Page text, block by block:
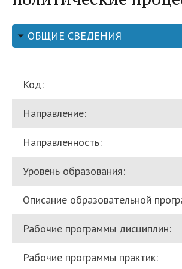
• Вход в корпоративную почту
• Дистанционные занятия для
• Платные образовательные услуги •
ОБЩИЕ СВЕДЕНИЯ
Код:
Направление:
Направленность:
Уровень образования:
Описание образовательной
Рабочие программы дисциплин:
Рабочие программы практик: